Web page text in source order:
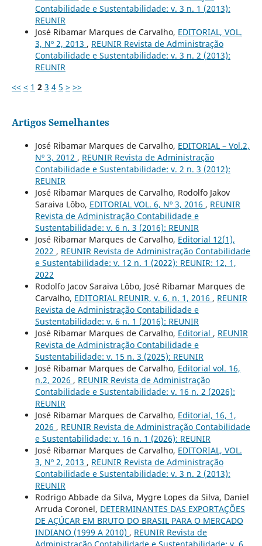
Contabilidade e Sustentabilidade: v. 3 n. 1 (2013):
REUNIR
José Ribamar Marques de Carvalho, EDITORIAL, VOL.
3, Nº 2, 2013 , REUNIR Revista de Administração
Contabilidade e Sustentabilidade: v. 3 n. 2 (2013):
REUNIR
<< < 1 2 3 4 5 > >>
Artigos Semelhantes
José Ribamar Marques de Carvalho, EDITORIAL – Vol.2,
Nº 3, 2012 , REUNIR Revista de Administração
Contabilidade e Sustentabilidade: v. 2 n. 3 (2012):
REUNIR
José Ribamar Marques de Carvalho, Rodolfo Jakov
Saraiva Lôbo, EDITORIAL VOL. 6, Nº 3, 2016 , REUNIR
Revista de Administração Contabilidade e
Sustentabilidade: v. 6 n. 3 (2016): REUNIR
José Ribamar Marques de Carvalho, Editorial 12(1),
2022 , REUNIR Revista de Administração Contabilidade
e Sustentabilidade: v. 12 n. 1 (2022): REUNIR: 12, 1,
2022
Rodolfo Jacov Saraiva Lôbo, José Ribamar Marques de
Carvalho, EDITORIAL REUNIR, v. 6, n. 1, 2016 , REUNIR
Revista de Administração Contabilidade e
Sustentabilidade: v. 6 n. 1 (2016): REUNIR
José Ribamar Marques de Carvalho, Editorial , REUNIR
Revista de Administração Contabilidade e
Sustentabilidade: v. 15 n. 3 (2025): REUNIR
José Ribamar Marques de Carvalho, Editorial vol. 16,
n.2, 2026 , REUNIR Revista de Administração
Contabilidade e Sustentabilidade: v. 16 n. 2 (2026):
REUNIR
José Ribamar Marques de Carvalho, Editorial, 16, 1,
2026 , REUNIR Revista de Administração Contabilidade
e Sustentabilidade: v. 16 n. 1 (2026): REUNIR
José Ribamar Marques de Carvalho, EDITORIAL, VOL.
3, Nº 2, 2013 , REUNIR Revista de Administração
Contabilidade e Sustentabilidade: v. 3 n. 2 (2013):
REUNIR
Rodrigo Abbade da Silva, Mygre Lopes da Silva, Daniel
Arruda Coronel, DETERMINANTES DAS EXPORTAÇÕES
DE AÇÚCAR EM BRUTO DO BRASIL PARA O MERCADO
INDIANO (1999 A 2010) , REUNIR Revista de